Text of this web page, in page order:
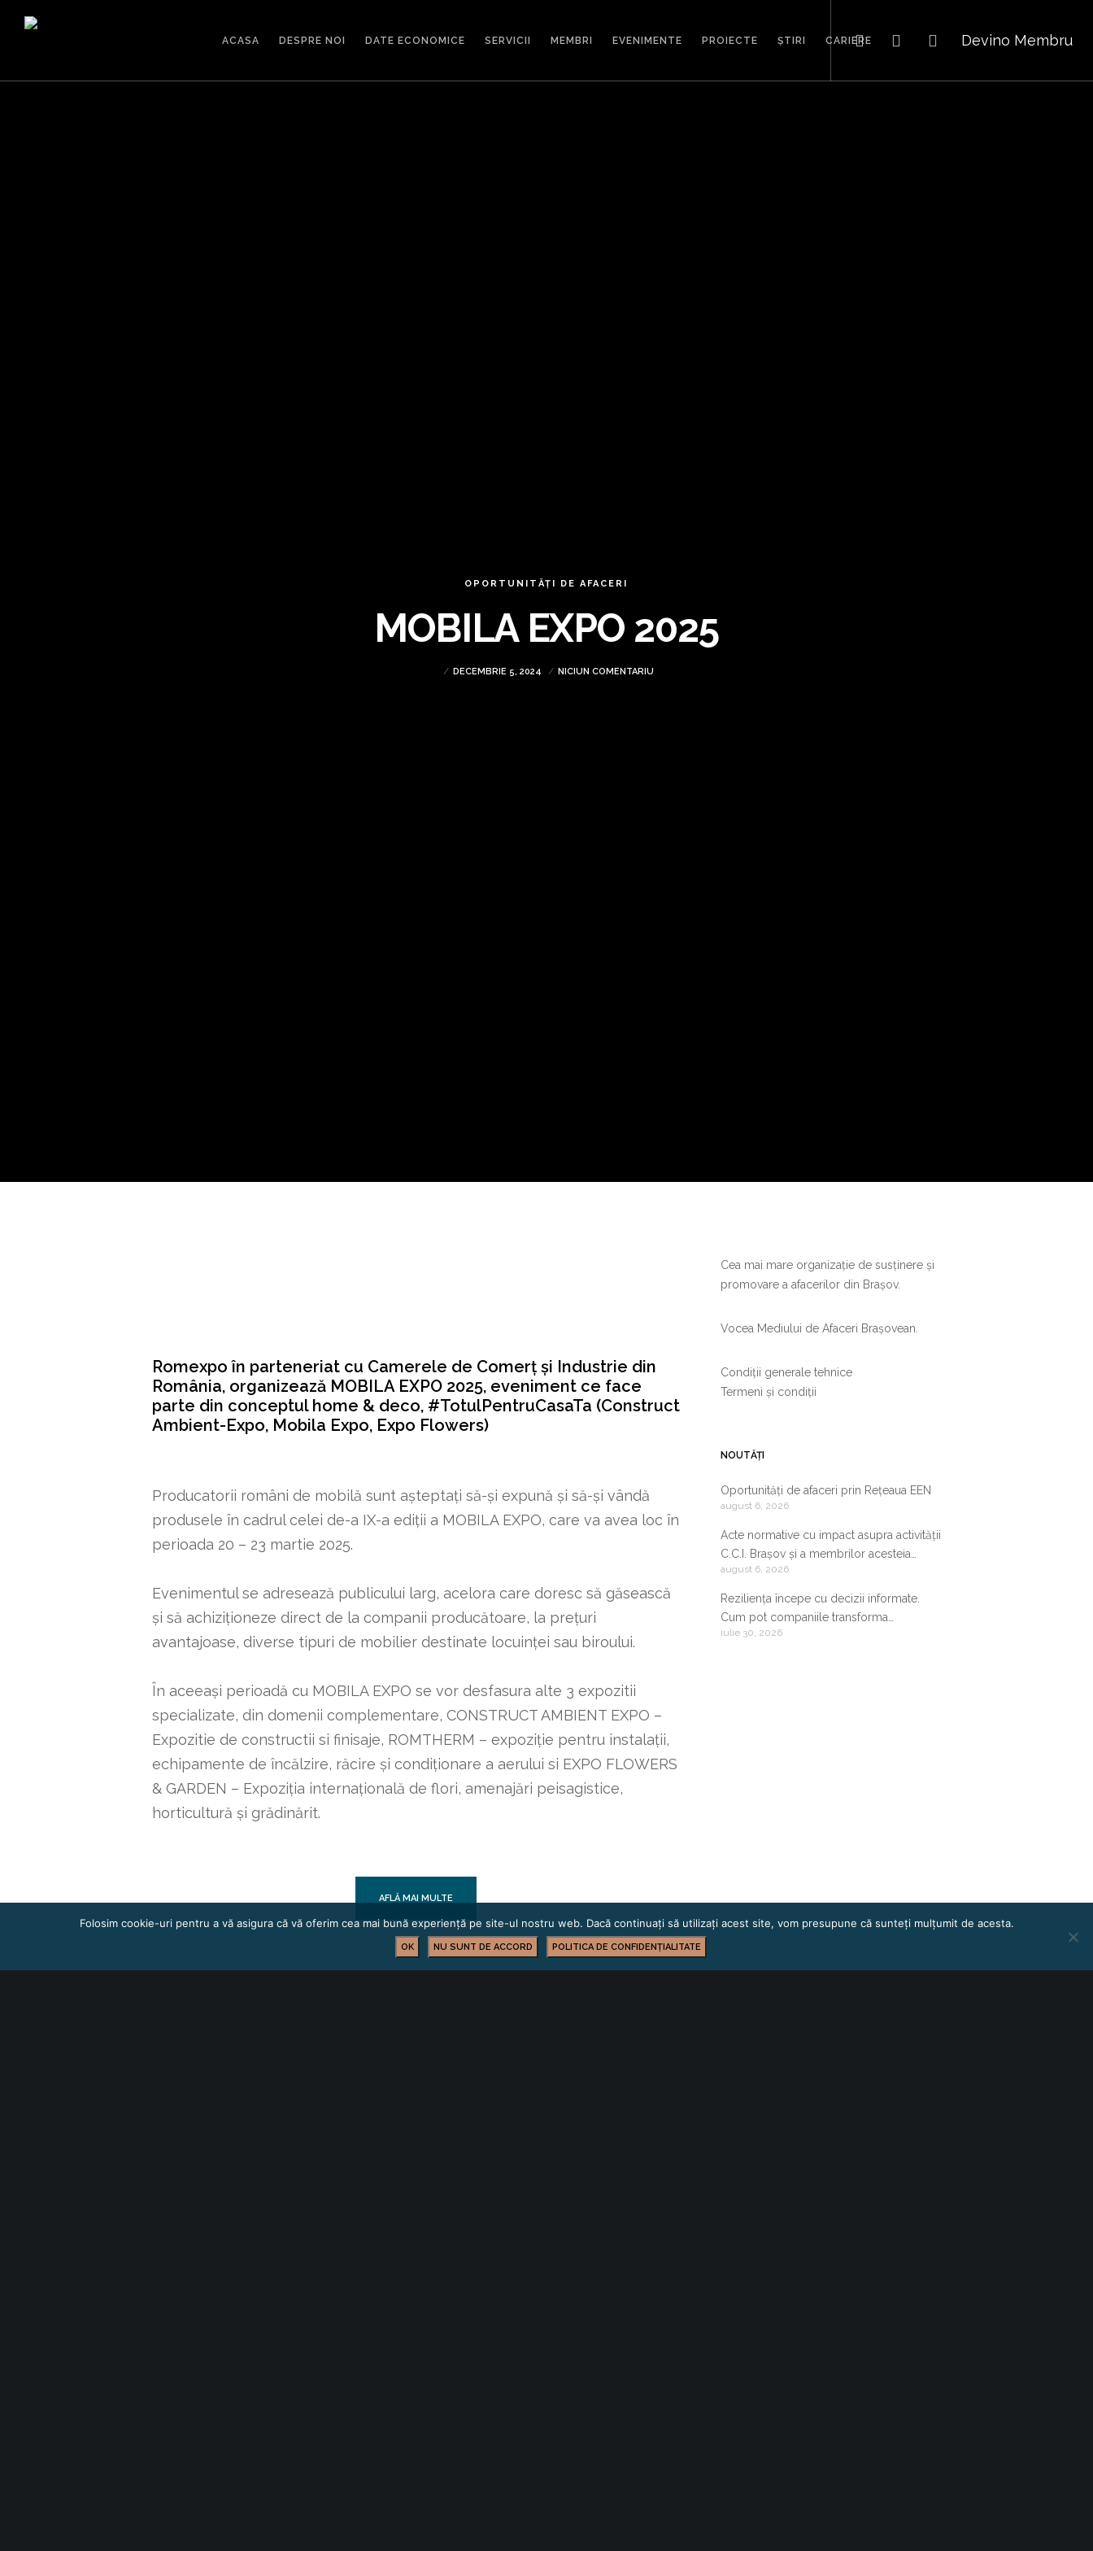
Devino Membru
ACASA DESPRE NOI DATE ECONOMICE SERVICII MEMBRI EVENIMENTE PROIECTE ȘTIRI CARIERE
OPORTUNITĂȚI DE AFACERI
MOBILA EXPO 2025
DECEMBRIE 5, 2024 NICIUN COMENTARIU
Romexpo în parteneriat cu Camerele de Comerț și Industrie din
România, organizează MOBILA EXPO 2025, eveniment ce face
parte din conceptul home & deco, #TotulPentruCasaTa (Construct
Ambient-Expo, Mobila Expo, Expo Flowers)
Producatorii români de mobilă sunt așteptați să-și expună și să-și vândă
produsele în cadrul celei de-a IX-a ediții a MOBILA EXPO, care va avea loc în
perioada 20 – 23 martie 2025.
Evenimentul se adresează publicului larg, acelora care doresc să găsească
și să achiziționeze direct de la companii producătoare, la prețuri
avantajoase, diverse tipuri de mobilier destinate locuinței sau biroului.
În aceeași perioadă cu MOBILA EXPO se vor desfasura alte 3 expozitii
specializate, din domenii complementare, CONSTRUCT AMBIENT EXPO –
Expozitie de constructii si finisaje, ROMTHERM – expoziție pentru instalații,
echipamente de încălzire, răcire și condiționare a aerului si EXPO FLOWERS
& GARDEN – Expoziția internațională de flori, amenajări peisagistice,
horticultură și grădinărit.
AFLĂ MAI MULTE
Cea mai mare organizație de susținere și
promovare a afacerilor din Brașov.
Vocea Mediului de Afaceri Brașovean.
Condiții generale tehnice
Termeni și condiții
NOUTĂȚI
Oportunități de afaceri prin Rețeaua EEN
august 6, 2026
Acte normative cu impact asupra activității
C.C.I. Brașov și a membrilor acesteia
29.07.2026-05.08.2026
august 6, 2026
Reziliența începe cu decizii informate.
Cum pot companiile transforma
informația de business într-un avantaj
iulie 30, 2026
Folosim cookie-uri pentru a vă asigura că vă oferim cea mai bună experiență pe site-ul nostru web. Dacă continuați să utilizați acest site, vom presupune că sunteți mulțumit de acesta.
OK NU SUNT DE ACCORD POLITICA DE CONFIDENȚIALITATE